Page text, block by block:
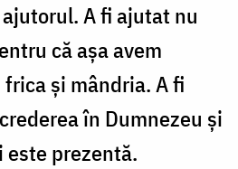
A fi ajutat nu
că așa avem
și mândria. A fi
în Dumnezeu și
este prezentă.